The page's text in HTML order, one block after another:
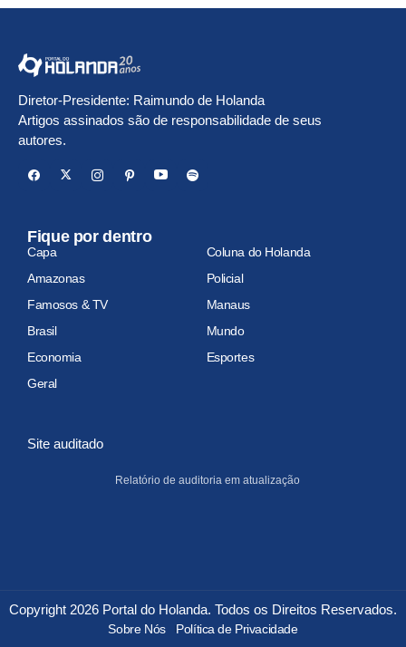
Diretor-Presidente: Raimundo de Holanda
Artigos assinados são de responsabilidade de seus
autores.
Fique por dentro
Capa
Coluna do Holanda
Amazonas
Policial
Famosos & TV
Manaus
Brasil
Mundo
Economia
Esportes
Geral
Site auditado
Relatório de auditoria em atualização
Copyright 2026 Portal do Holanda. Todos os Direitos Reservados.
Sobre Nós Política de Privacidade